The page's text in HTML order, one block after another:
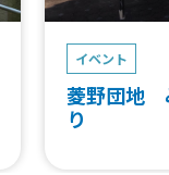
イベント
菱野団地
り